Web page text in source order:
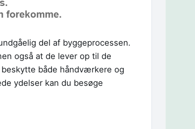
del af byggeprocessen.
også at de lever op til de
både håndværkere og
ydelser kan du besøge